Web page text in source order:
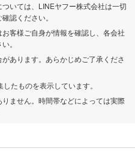
いては、LINEヤフー株式会社は一切
認ください。
客様ご自身が情報を確認し、各会社
。
あります。あらかじめご了承くださ
たものを表示しています。
ません。時間帯などによっては実際